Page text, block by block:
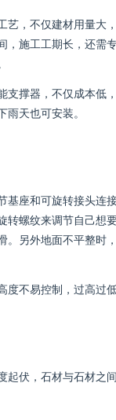
艺，不仅建材用量大
，施工工期长，还需
支撑器，不仅成本低
天也可安装。
基座和可旋转接头连
转螺纹来调节自己想
。另外地面不平整时
度不易控制，过高过
起伏，石材与石材之